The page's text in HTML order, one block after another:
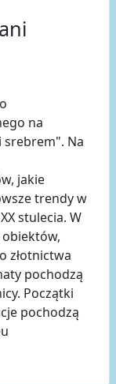
na
srebrem". Na
jakie
trendy w
stulecia. W
złotnictwa
pochodzą
Początki
pochodzą